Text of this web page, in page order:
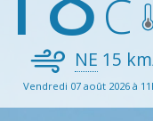
NE 15
Vendredi 07 août 2026 à